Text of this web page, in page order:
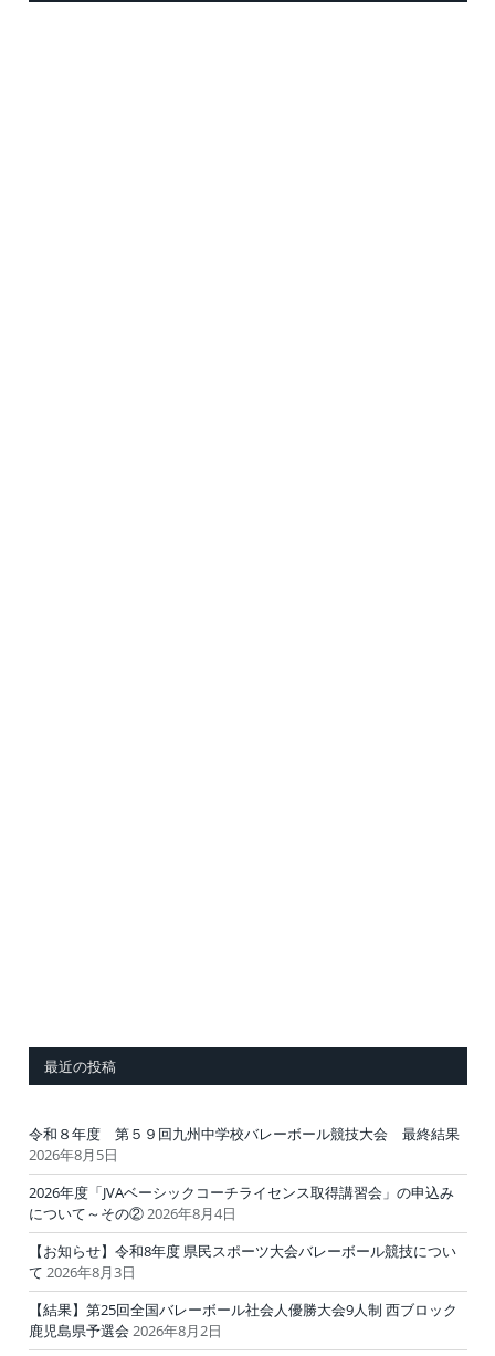
最近の投稿
令和８年度 第５９回九州中学校バレーボール競技大会 最終結果
2026年8月5日
2026年度「JVAベーシックコーチライセンス取得講習会」の申込み
について～その②2026年8月4日
【お知らせ】令和8年度 県民スポーツ大会バレーボール競技につい
て 2026年8月3日
【結果】第25回全国バレーボール社会人優勝大会9人制 西ブロック
鹿児島県予選会 2026年8月2日